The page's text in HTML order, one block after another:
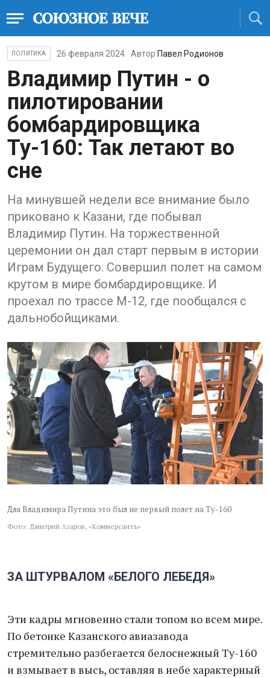
ПОЛИТИКА 26 февраля 2024 Автор Павел Родионов
Владимир Путин - о
пилотировании
бомбардировщика
Ту-160: Так летают во
сне
На минувшей недели все внимание было
приковано к Казани, где побывал
Владимир Путин. На торжественной
церемонии он дал старт первым в истории
Играм Будущего. Совершил полет на самом
крутом в мире бомбардировщике. И
проехал по трассе М-12, где пообщался с
дальнобойщиками.
Для Владимира Путина это был не первый полет на Ту-160
Фото: Дмитрий Азаров, «Коммерсантъ»
ЗА ШТУРВАЛОМ «БЕЛОГО ЛЕБЕДЯ»
Эти кадры мгновенно стали топом во всем мире.
По бетонке Казанского авиазавода
стремительно разбегается белоснежный Ту-160
и взмывает в высь, оставляя в небе характерный